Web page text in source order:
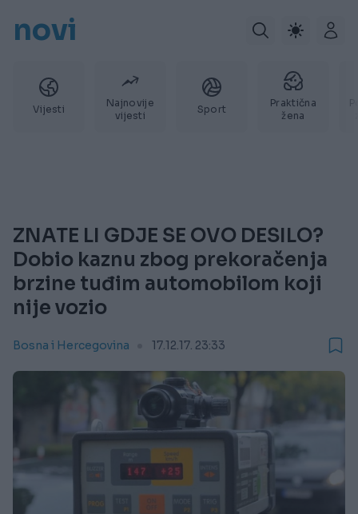
novi
Vijesti
Najnovije
vijesti
Sport
Praktična
žena
ZNATE LI GDJE SE OVO DESILO?
Dobio kaznu zbog prekoračenja
brzine tuđim automobilom koji
nije vozio
Bosna i Hercegovina 17.12.17. 23:33